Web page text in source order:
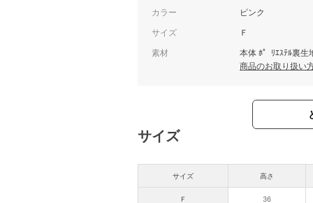
カラー ピンク
サイズ Ｆ
素材
本体 ﾎ゜ﾘｴｽﾃﾙ裏生
商品のお取り扱い
サイズ
サイズ
Ｆ
高さ
36